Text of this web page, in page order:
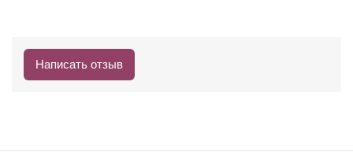
Написать отзыв